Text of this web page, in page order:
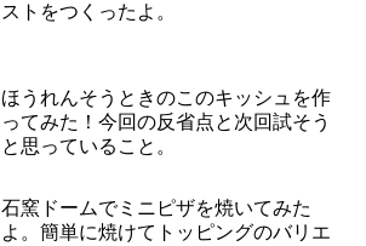
ストをつくったよ。
ほうれんそうときのこのキッシュを作
ってみた！今回の反省点と次回試そう
と思っていること。
石窯ドームでミニピザを焼いてみた
よ。簡単に焼けてトッピングのバリエ